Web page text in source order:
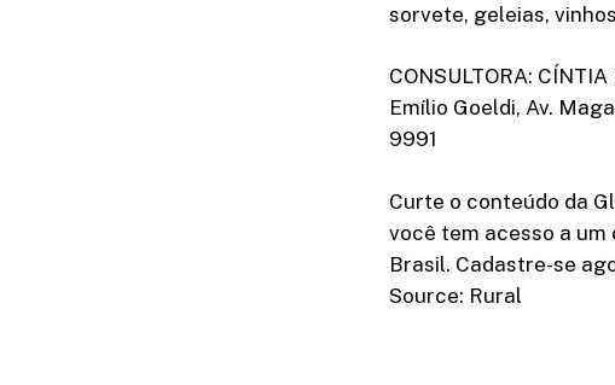
sorvete, geleias,
CONSULTORA:
Emílio Goeldi, Av.
9991
Curte o conteúdo da
você tem acesso a
Brasil. Cadastre-se
Source: Rural